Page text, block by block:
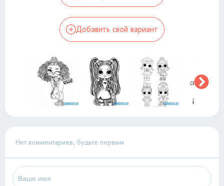
Добавить свой вариант
Нет комментариев, будьте первым